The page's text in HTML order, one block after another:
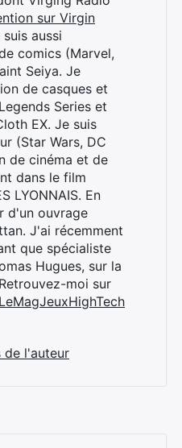
sur Virgin
suis aussi
comics (Marvel,
Seiya. Je
de casques et
Series et
EX. Je suis
(Star Wars, DC
de cinéma et de
dans le film
LYONNAIS. En
d'un ouvrage
J'ai récemment
que spécialiste
Hugues, sur la
moi sur
LeMagJeuxHighTech
de l'auteur